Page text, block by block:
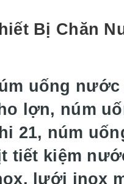
Bị Chăn
uống
lợn, núm
21, núm
tiết kiệm
lưới inox